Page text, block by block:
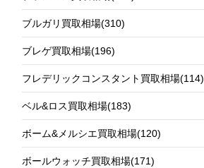
ブルガリ買取相場(310)
ブレゲ買取相場(196)
フレデリックコンスタント買取相場(114)
ベル&ロス買取相場(183)
ボーム&メルシエ買取相場(120)
ボールウォッチ買取相場(171)